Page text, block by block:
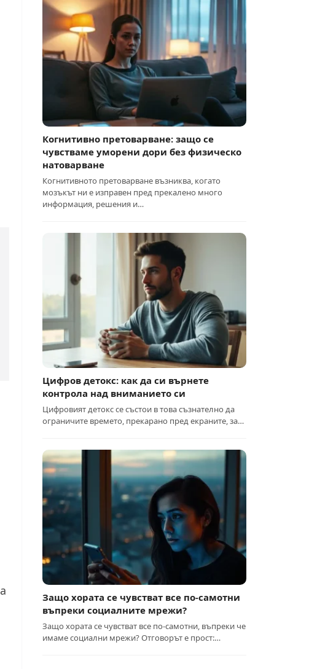
Когнитивно претоварване: защо се
чувстваме уморени дори без физическо
натоварване
Когнитивното претоварване възниква, когато
мозъкът ни е изправен пред прекалено много
информация, решения и…
Цифров детокс: как да си върнете
контрола над вниманието си
Цифровият детокс се състои в това съзнателно да
ограничите времето, прекарано пред екраните, за…
Защо хората се чувстват все по-самотни
въпреки социалните мрежи?
Защо хората се чувстват все по-самотни, въпреки че
имаме социални мрежи? Отговорът е прост:…